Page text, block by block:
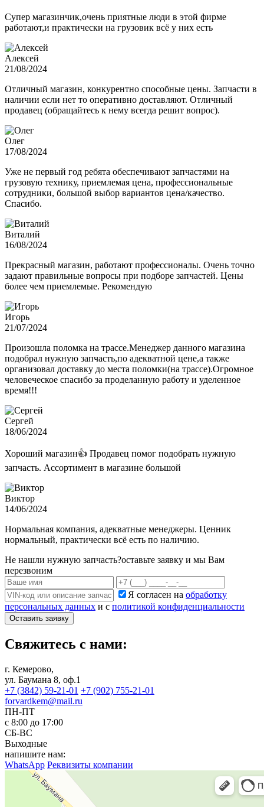
Супер магазинчик,очень приятные люди в этой фирме
работают,и практически на грузовик всё у них есть
Алексей
21/08/2024
Отличный магазин, конкурентно способные цены. Запчасти в
наличии если нет то оперативно доставляют. Отличный
продавец (обращайтесь к нему всегда решит вопрос).
Олег
17/08/2024
Уже не первый год ребята обеспечивают запчастями на
грузовую технику, приемлемая цена, профессиональные
сотрудники, большой выбор вариантов цена/качество.
Спасибо.
Виталий
16/08/2024
Прекрасный магазин, работают профессионалы. Очень точно
задают правильные вопросы при подборе запчастей. Цены
более чем приемлемые. Рекомендую
Игорь
21/07/2024
Произошла поломка на трассе.Менеджер данного магазина
подобрал нужную запчасть,по адекватной цене,а также
организовал доставку до места поломки(на трассе).Огромное
человеческое спасибо за проделанную работу и уделенное
время!!!
Сергей
18/06/2024
Хороший магазин👍 Продавец помог подобрать нужную
запчасть. Ассортимент в магазине большой
Виктор
14/06/2024
Нормальная компания, адекватные менеджеры. Ценник
нормальный, практически всё есть по наличию.
Не нашли нужную запчасть?оставьте заявку и мы Вам
перезвоним
Я согласен на обработку
персональных данных и с политикой конфиденциальности
Оставить заявку
Свяжитесь с нами:
г. Кемерово,
ул. Баумана 8, оф.1
+7 (3842) 59-21-01 +7 (902) 755-21-01
forvardkem@mail.ru
ПН-ПТ
с 8:00 до 17:00
СБ-ВС
Выходные
напишите нам:
WhatsApp Реквизиты компании